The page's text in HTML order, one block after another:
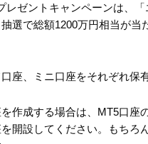
レゼントキャンペーンは、「
選で総額1200万円相当が当
座、ミニ口座をそれぞれ保
作成する場合は、MT5口座
開設してください。もちろ